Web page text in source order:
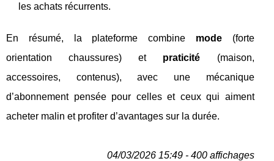
les achats récurrents.
En résumé, la plateforme combine mode(forte
orientation chaussures) et praticité (maison,
accessoires, contenus), avec une mécanique
d’abonnement pensée pour celles et ceux qui aiment
acheter malin et profiter d’avantages sur la durée.
04/03/2026 15:49 - 400 affichages